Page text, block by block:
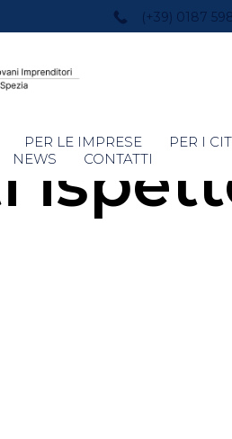
(+39) 0187
PER LE IMPRESE
PER I
NEWS CONTATTI